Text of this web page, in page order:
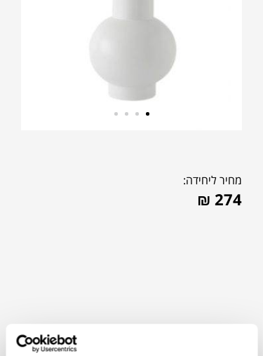
מחיר ליחידה:
₪ 274